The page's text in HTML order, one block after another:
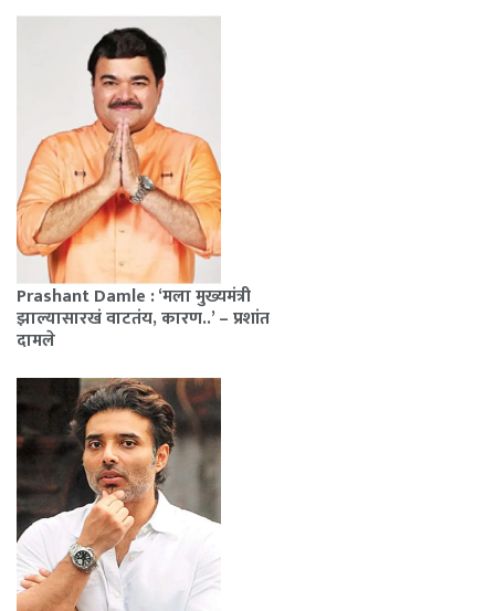
Prashant Damle : ‘मला मुख्यमंत्री
झाल्यासारखं वाटतंय, कारण..’ – प्रशांत
दामले